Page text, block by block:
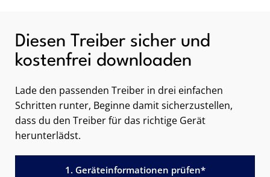
Diesen Treiber sicher und
kostenfrei downloaden
Lade den passenden Treiber in drei einfachen
Schritten runter, Beginne damit sicherzustellen,
dass du den Treiber für das richtige Gerät
herunterlädst.
1. Geräteinformationen prüfen*